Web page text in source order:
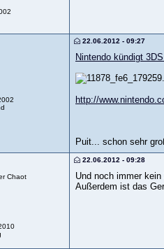
22.06.2012 - 09:27
Nintendo kündigt
http://
Puit... schon sehr
Chaot
22.06.2012 - 09:28
Und noch immer kein
Außerdem ist das